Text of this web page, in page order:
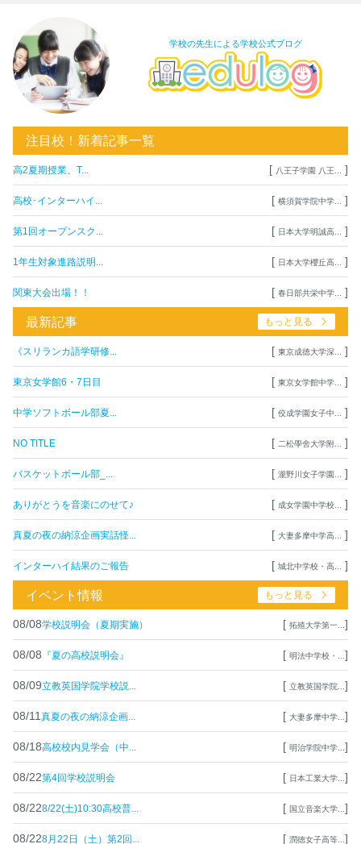
学校の先生による学校公式ブログ
注目校！新着記事一覧
高2夏期授業、T... [ 八王子学園 八王... ]
高校･インターハイ... [ 横須賀学院中学... ]
第1回オープンスク... [ 日本大学明誠高... ]
1年生対象進路説明... [ 日本大学櫻丘高... ]
関東大会出場！！ [ 春日部共栄中学... ]
最新記事 もっと見る
《スリランカ語学研修... [ 東京成徳大学深... ]
東京女学館6・7日目 [ 東京女学館中学... ]
中学ソフトボール部夏... [ 佼成学園女子中... ]
NO TITLE [ 二松學舍大学附... ]
バスケットボール部_... [ 瀧野川女子学園... ]
ありがとうを音楽にのせて♪ [ 成女学園中学校... ]
真夏の夜の納涼企画実話怪... [ 大妻多摩中学高... ]
インターハイ結果のご報告 [ 城北中学校・高... ]
イベント情報 もっと見る
08/08学校説明会（夏期実施） [ 拓殖大学第一... ]
08/08 『夏の高校説明会』 [ 明法中学校・... ]
08/09立教英国学院学校説... [ 立教英国学院... ]
08/11 真夏の夜の納涼企画... [ 大妻多摩中学... ]
08/18高校校内見学会（中... [ 明治学院中学... ]
08/22第4回学校説明会 [ 日本工業大学... ]
08/228/22(土)10:30高校普... [ 国立音楽大学... ]
08/228月22日（土）第2回... [ 潤徳女子高等... ]